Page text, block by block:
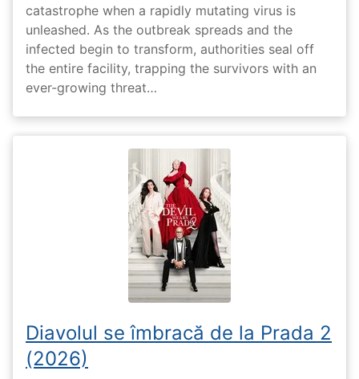
catastrophe when a rapidly mutating virus is
unleashed. As the outbreak spreads and the
infected begin to transform, authorities seal off
the entire facility, trapping the survivors with an
ever-growing threat…
Diavolul se îmbracă de la Prada 2
(2026)